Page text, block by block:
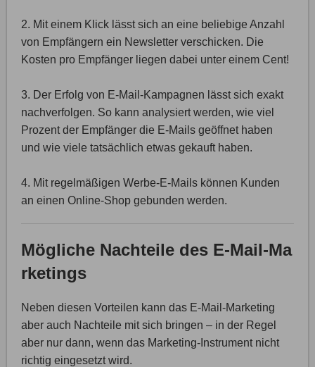
2. Mit einem Klick lässt sich an eine beliebige Anzahl
von Empfängern ein Newsletter verschicken. Die
Kosten pro Empfänger liegen dabei unter einem Cent!
3. Der Erfolg von E-Mail-Kampagnen lässt sich exakt
nachverfolgen. So kann analysiert werden, wie viel
Prozent der Empfänger die E-Mails geöffnet haben
und wie viele tatsächlich etwas gekauft haben.
4. Mit regelmäßigen Werbe-E-Mails können Kunden
an einen Online-Shop gebunden werden.
Mögliche Nachteile des E-Mail-Ma
rketings
Neben diesen Vorteilen kann das E-Mail-Marketing
aber auch Nachteile mit sich bringen – in der Regel
aber nur dann, wenn das Marketing-Instrument nicht
richtig eingesetzt wird.